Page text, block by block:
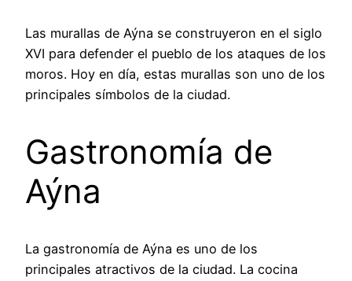
Las murallas de Aýna se construyeron en el siglo
XVI para defender el pueblo de los ataques de los
moros. Hoy en día, estas murallas son uno de los
principales símbolos de la ciudad.
Gastronomía de
Aýna
La gastronomía de Aýna es uno de los
principales atractivos de la ciudad. La cocina